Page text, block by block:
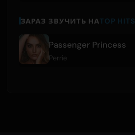
ЗАРАЗ ЗВУЧИТЬ НАTOP HITS
Passenger Princess
Perrie